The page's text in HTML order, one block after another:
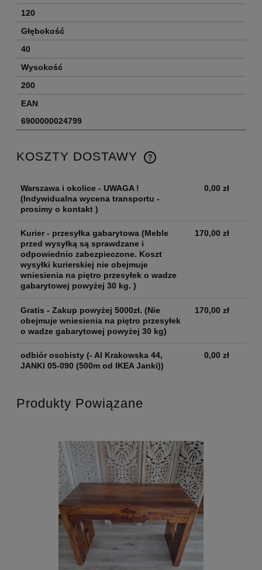
120
Głębokość
40
Wysokość
200
EAN
6900000024799
KOSZTY DOSTAWY
Warszawa i okolice - UWAGA !
(Indywidualna wycena transportu -
prosimy o kontakt )
0,00 zł
Kurier - przesyłka gabarytowa (Meble
przed wysyłką są sprawdzane i
odpowiednio zabezpieczone. Koszt
wysyłki kurierskiej nie obejmuje
wniesienia na piętro przesyłek o wadze
gabarytowej powyżej 30 kg. )
170,00 zł
Gratis - Zakup powyżej 5000zł. (Nie
obejmuje wniesienia na piętro przesyłek
o wadze gabarytowej powyżej 30 kg)
170,00 zł
odbiór osobisty (- Al Krakowska 44,
JANKI 05-090 (500m od IKEA Janki))
0,00 zł
Produkty Powiązane